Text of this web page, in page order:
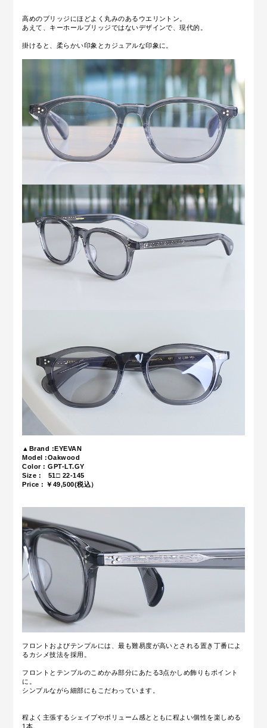
高めのブリッジにほどよく丸みのあるウエリントン。
あえて、キーホールブリッジではないデザインで、現代的。
掛けると、柔らかい印象とカジュアルな印象に。
▲Brand :EYEVAN
Model :Oakwood
Color : GPT-LT.GY
Size : 51□ 22-145
Price : ￥49,500(税込）
フロントおよびテンプルには、最も難易度が高いとされる置き丁番によ
るカシメ技法を採用。
フロントとテンプルのこめかみ部分にあたる3点かしめ飾りもポイント
に。
シンプルながら細部にもこだわっています。
程よく主張するシェイプやボリューム感とともに程よい個性を楽しめる
1本。